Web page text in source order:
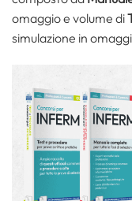
omaggio e volume di
simulazione in